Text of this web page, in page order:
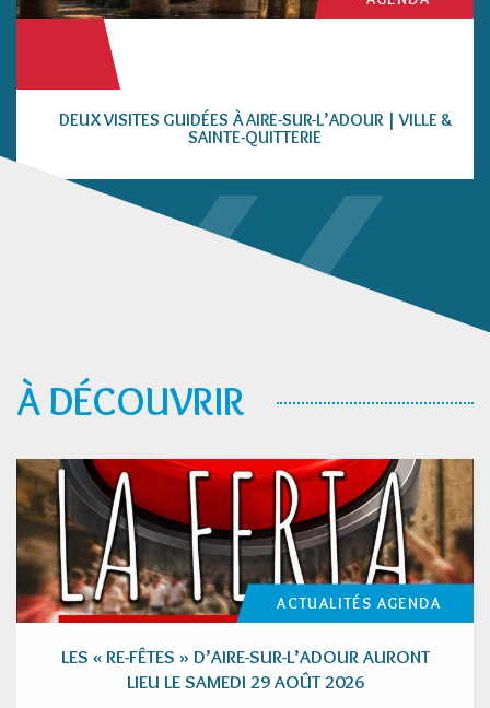
DEUX VISITES GUIDÉES À AIRE-SUR-L’ADOUR | VILLE &
SAINTE-QUITTERIE
À DÉCOUVRIR
ACTUALITÉS AGENDA
LES « RE-FÊTES » D’AIRE-SUR-L’ADOUR AURONT
LIEU LE SAMEDI 29 AOÛT 2026